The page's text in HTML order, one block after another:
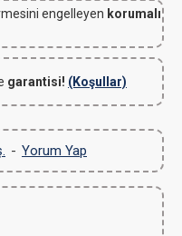
engelleyen korumalı
garantisi! (Koşullar)
- Yorum Yap